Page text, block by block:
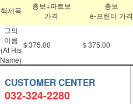
책제목
총보+파트보
가격
총보
e-프린터 가격
그의
이름
(At His
Name)
＄375.00 ＄375.00
CUSTOMER CENTER
032-324-2280